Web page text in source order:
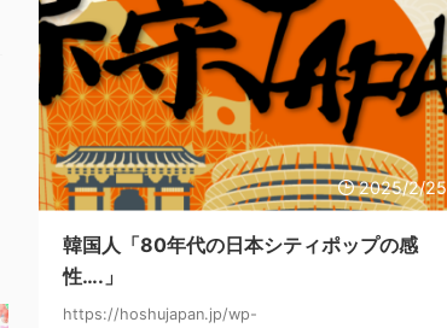
2025/2/25
韓国人「80年代の日本シティポップの感
性….」
https://hoshujapan.jp/wp-